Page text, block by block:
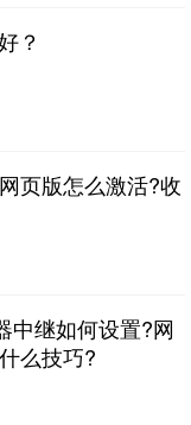
？
页版怎么激活?收
中继如何设置?网
么技巧?